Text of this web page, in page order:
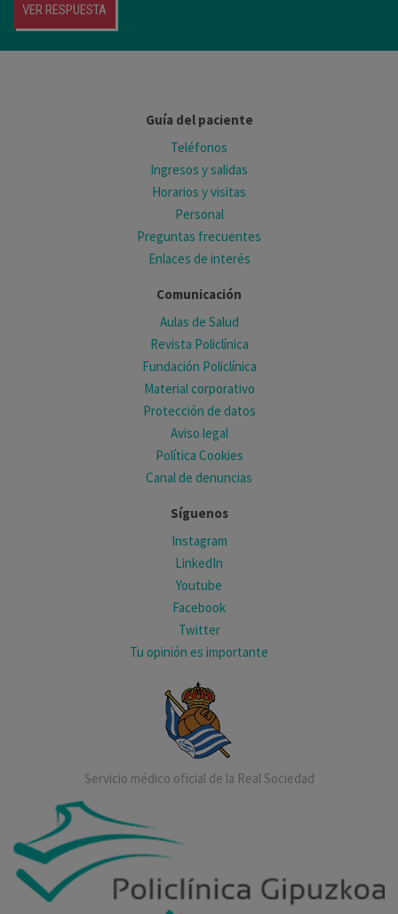
VER RESPUESTA
Guía del paciente
Teléfonos
Ingresos y salidas
Horarios y visitas
Personal
Preguntas frecuentes
Enlaces de interés
Comunicación
Aulas de Salud
Revista Policlínica
Fundación Policlínica
Material corporativo
Protección de datos
Aviso legal
Política Cookies
Canal de denuncias
Síguenos
Instagram
LinkedIn
Youtube
Facebook
Twitter
Tu opinión es importante
Servicio médico oficial de la Real Sociedad